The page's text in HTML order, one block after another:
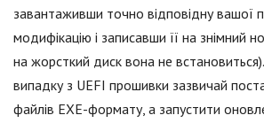
завантаживши точно відповідну вашої
модифікацію і записавши її на знімний
на жорсткий диск вона не
випадку з UEFI прошивки зазвичай
файлів EXE-формату, а запустити